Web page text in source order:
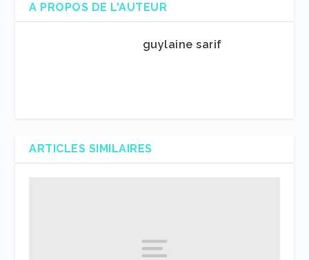
A PROPOS DE L'AUTEUR
guylaine sarif
ARTICLES SIMILAIRES